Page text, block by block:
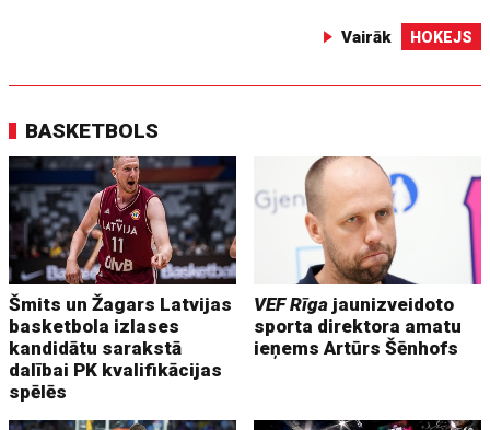
Vairāk HOKEJS
BASKETBOLS
Šmits un Žagars Latvijas
basketbola izlases
kandidātu sarakstā
dalībai PK kvalifikācijas
spēlēs
VEF Rīga jaunizveidoto
sporta direktora amatu
ieņems Artūrs Šēnhofs